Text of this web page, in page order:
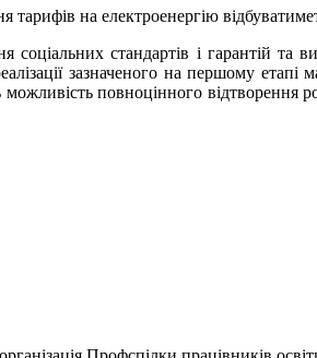
на електроенергію
соціальних стандартів і гарантій
зазначеного на першому
можливість повноцінного